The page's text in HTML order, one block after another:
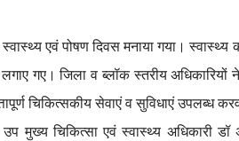
एवं पोषण दिवस मनाया गया। स्वास्थ्य
गए। जिला व ब्लॉक स्तरीय अधिकारियों ने
चिकित्सकीय सेवाएं व सुविधाएं उपलब्ध
मुख्य चिकित्सा एवं स्वास्थ्य अधिकारी